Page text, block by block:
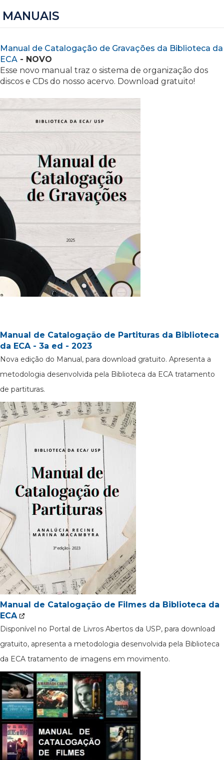
MANUAIS
Manual de Catalogação de Gravações da Biblioteca da
ECA - NOVO
Esse novo manual traz o sistema de organização dos
discos e CDs do nosso acervo. Download gratuito!
Manual de Catalogação de Partituras da Biblioteca
da ECA - 3a ed - 2023
Nova edição do Manual, para download gratuito. Apresenta a
metodologia desenvolvida pela Biblioteca da ECA tratamento
de partituras.
Manual de Catalogação de Filmes da Biblioteca da
ECA
Disponível no Portal de Livros Abertos da USP, para download
gratuito, apresenta a metodologia desenvolvida pela Biblioteca
da ECA tratamento de imagens em movimento.